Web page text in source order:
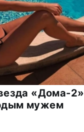
«Дома-2»
мужем